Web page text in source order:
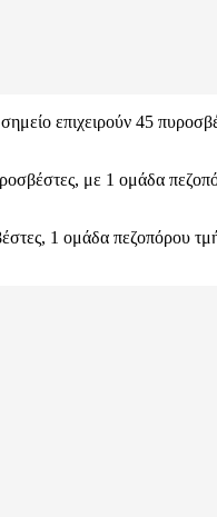
επιχειρούν 45
με 1 ομάδα
1 ομάδα πεζοπόρου